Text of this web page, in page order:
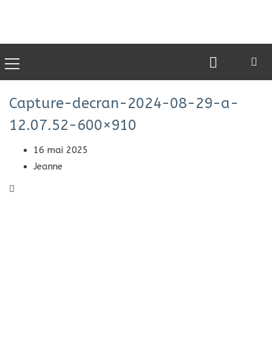
Capture-decran-2024-08-29-a-
12.07.52-600×910
16 mai 2025
Jeanne